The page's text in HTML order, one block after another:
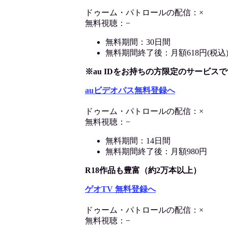
ドゥーム・パトロールの配信：×
無料視聴：−
無料期間：30日間
無料期間終了後：月額618円(税込)
※au IDをお持ちの方限定のサービス
auビデオパス無料登録へ
ドゥーム・パトロールの配信：×
無料視聴：−
無料期間：14日間
無料期間終了後：月額980円
R18作品も豊富（約2万本以上）
ゲオTV 無料登録へ
ドゥーム・パトロールの配信：×
無料視聴：−